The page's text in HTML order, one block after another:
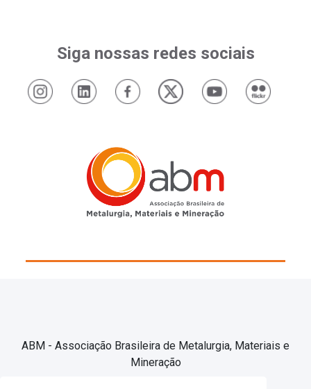
Siga nossas redes sociais
ABM - Associação Brasileira de Metalurgia, Materiais e
Mineração